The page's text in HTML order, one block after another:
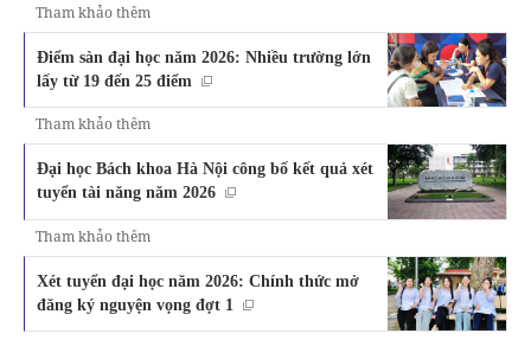
Tham khảo thêm
Điểm sàn đại học năm 2026: Nhiều trường lớn
lấy từ 19 đến 25 điểm
Tham khảo thêm
Đại học Bách khoa Hà Nội công bố kết quả xét
tuyển tài năng năm 2026
Tham khảo thêm
Xét tuyển đại học năm 2026: Chính thức mở
đăng ký nguyện vọng đợt 1